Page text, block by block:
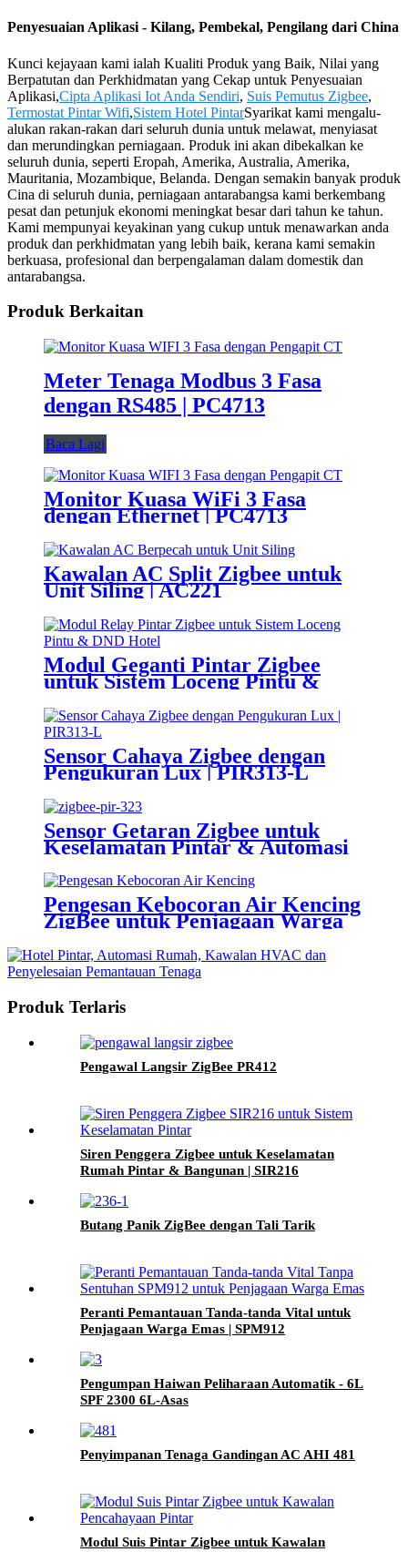
Penyesuaian Aplikasi - Kilang, Pembekal, Pengilang dari China
Kunci kejayaan kami ialah Kualiti Produk yang Baik, Nilai yang
Berpatutan dan Perkhidmatan yang Cekap untuk Penyesuaian
Aplikasi,Cipta Aplikasi Iot Anda Sendiri, Suis Pemutus Zigbee,
Termostat Pintar Wifi,Sistem Hotel PintarSyarikat kami mengalu-
alukan rakan-rakan dari seluruh dunia untuk melawat, menyiasat
dan merundingkan perniagaan. Produk ini akan dibekalkan ke
seluruh dunia, seperti Eropah, Amerika, Australia, Amerika,
Mauritania, Mozambique, Belanda. Dengan semakin banyak produk
Cina di seluruh dunia, perniagaan antarabangsa kami berkembang
pesat dan petunjuk ekonomi meningkat besar dari tahun ke tahun.
Kami mempunyai keyakinan yang cukup untuk menawarkan anda
produk dan perkhidmatan yang lebih baik, kerana kami semakin
berkuasa, profesional dan berpengalaman dalam domestik dan
antarabangsa.
Produk Berkaitan
Meter Tenaga Modbus 3 Fasa
dengan RS485 | PC4713
Baca Lagi
Monitor Kuasa WiFi 3 Fasa
dengan Ethernet | PC4713
Kawalan AC Split Zigbee untuk
Unit Siling | AC221
Modul Geganti Pintar Zigbee
untuk Sistem Loceng Pintu &
DND Hotel | SLC631
Sensor Cahaya Zigbee dengan
Pengukuran Lux | PIR313-L
Sensor Getaran Zigbee untuk
Keselamatan Pintar & Automasi
Pengesan Kebocoran Air Kencing
ZigBee untuk Penjagaan Warga
Produk Terlaris
Pengawal Langsir ZigBee PR412
Siren Penggera Zigbee untuk Keselamatan
Rumah Pintar & Bangunan | SIR216
Butang Panik ZigBee dengan Tali Tarik
Peranti Pemantauan Tanda-tanda Vital untuk
Penjagaan Warga Emas | SPM912
Pengumpan Haiwan Peliharaan Automatik - 6L
SPF 2300 6L-Asas
Penyimpanan Tenaga Gandingan AC AHI 481
Modul Suis Pintar Zigbee untuk Kawalan